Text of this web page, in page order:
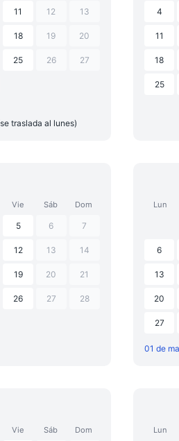
11 12 13
18 19 20
25 26 27
traslada al lunes)
4
11
18
25
Vie Sáb Dom
5 6 7
12 13 14
19 20 21
26 27 28
Lun
6
13
20
27
01 de
Vie Sáb Dom Lun